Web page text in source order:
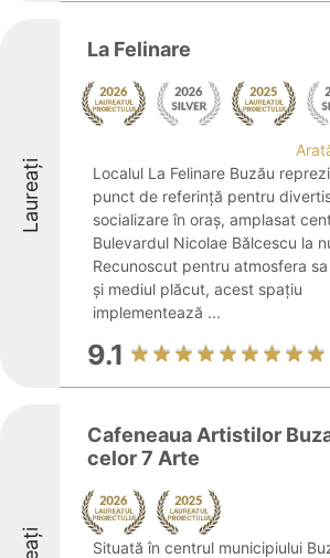
Laureați
La Felinare
Localul La Felinare Buzău
punct de referință pentru
socializare în oraș, amplasat
Bulevardul Nicolae Bălcescu la
Recunoscut pentru atmosfera
și mediul plăcut, acest spațiu
implementează ...
9.1
Cafeneaua Artistilor
celor 7 Arte
Situată în centrul municipiului